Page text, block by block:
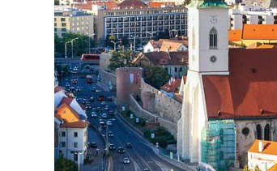
Таиланд
Украина
Франция
Черногория